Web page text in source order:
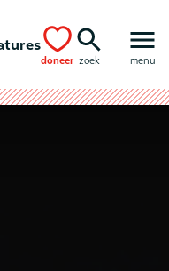
doneer zoek menu